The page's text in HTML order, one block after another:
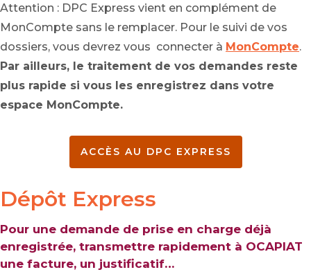
Attention : DPC Express vient en complément de
MonCompte sans le remplacer. Pour le suivi de vos
dossiers, vous devrez vous connecter à MonCompte.
Par ailleurs, le traitement de vos demandes reste
plus rapide si vous les enregistrez dans votre
espace MonCompte.
ACCÈS AU DPC EXPRESS
Dépôt Express
Pour une demande de prise en charge déjà
enregistrée, transmettre rapidement à OCAPIAT
une facture, un justificatif…